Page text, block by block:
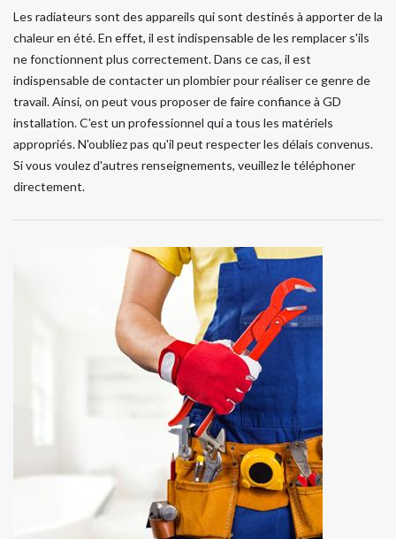
Les radiateurs sont des appareils qui sont destinés à apporter de la
chaleur en été. En effet, il est indispensable de les remplacer s'ils
ne fonctionnent plus correctement. Dans ce cas, il est
indispensable de contacter un plombier pour réaliser ce genre de
travail. Ainsi, on peut vous proposer de faire confiance à GD
installation. C'est un professionnel qui a tous les matériels
appropriés. N'oubliez pas qu'il peut respecter les délais convenus.
Si vous voulez d'autres renseignements, veuillez le téléphoner
directement.